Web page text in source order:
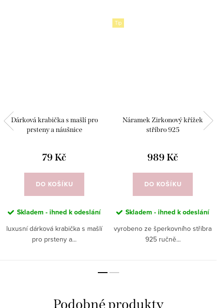
Dárková krabička s mašlí pro
prsteny a náušnice
79 Kč
DO KOŠÍKU
Skladem - ihned k odeslání
luxusní dárková krabička s mašlí
pro prsteny a...
Tip
Náramek Zirkonový křížek
stříbro 925
989 Kč
DO KOŠÍKU
Skladem - ihned k odeslání
vyrobeno ze šperkovního stříbra
925 ručně...